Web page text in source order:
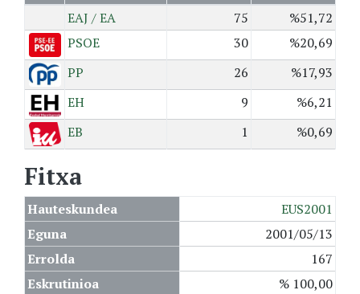
EAJ / EA
75
%51,72
PSOE
30
%20,69
PP
26
%17,93
EH
9
%6,21
EB
1 %0,69
Fitxa
Hauteskundea
EUS2001
Eguna
2001/05/13
Errolda
167
Eskrutinioa
% 100,00